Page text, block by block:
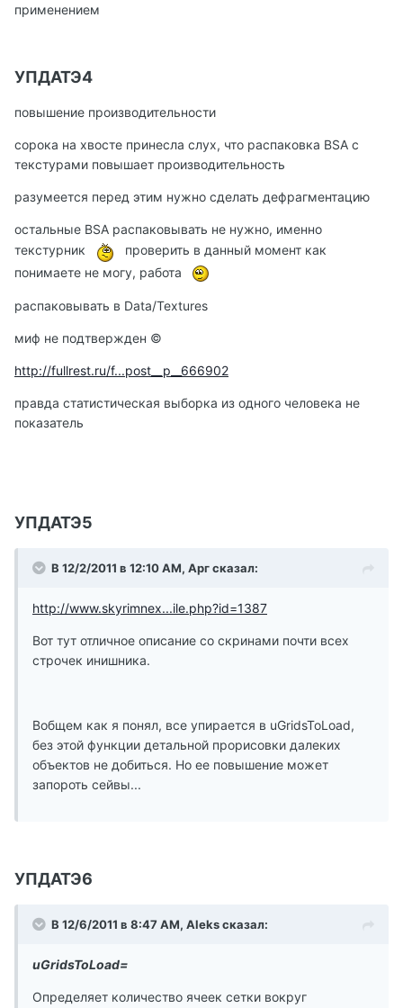
применением
УПДАТЭ4
повышение производительности
сорока на хвосте принесла слух, что распаковка BSA с
текстурами повышает производительность
разумеется перед этим нужно сделать дефрагментацию
остальные BSA распаковывать не нужно, именно
текстурник
проверить в данный момент как
понимаете не могу, работа
распаковывать в Data/Textures
миф не подтвержден ©
http://fullrest.ru/f...post__p__666902
правда статистическая выборка из одного человека не
показатель
УПДАТЭ5
В 12/2/2011 в 12:10 AM, Арг сказал:
http://www.skyrimnex...ile.php?id=1387
Вот тут отличное описание со скринами почти всех
строчек инишника.
Вобщем как я понял, все упирается в uGridsToLoad,
без этой функции детальной прорисовки далеких
объектов не добиться. Но ее повышение может
запороть сейвы...
УПДАТЭ6
В 12/6/2011 в 8:47 AM, Aleks сказал:
uGridsToLoad=
Определяет количество ячеек сетки вокруг